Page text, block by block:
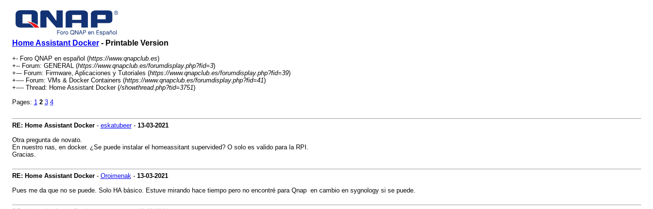
Home Assistant Docker- Printable Version
+- Foro QNAP en español (https://www.qnapclub.es)
+-- Forum: GENERAL (https://www.qnapclub.es/forumdisplay.php?fid=3)
+--- Forum: Firmware, Aplicaciones y Tutoriales (https://www.qnapclub.es/forumdisplay.php?fid=39)
+---- Forum: VMs & Docker Containers (https://www.qnapclub.es/forumdisplay.php?fid=41)
+---- Thread: Home Assistant Docker (/showthread.php?tid=3751)
Pages: 1 2 3 4
RE: Home Assistant Docker- eskatubeer- 13-03-2021
Otra pregunta de novato.
En nuestro nas, en docker. ¿Se puede instalar el homeassitant supervided? O solo es valido para la RPI.
Gracias.
RE: Home Assistant Docker- Oroimenak- 13-03-2021
Pues me da que no se puede. Solo HA básico. Estuve mirando hace tiempo pero no encontré para Qnap en cambio en sygnology si se puede.